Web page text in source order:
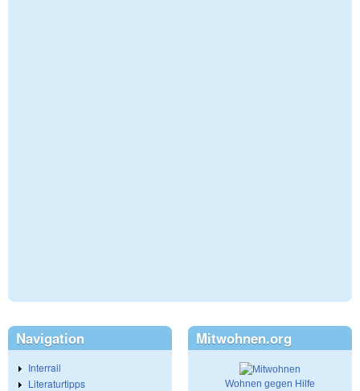
Navigation
Interrail
Literaturtipps
Mitwohnen.org
Wohnen gegen Hilfe